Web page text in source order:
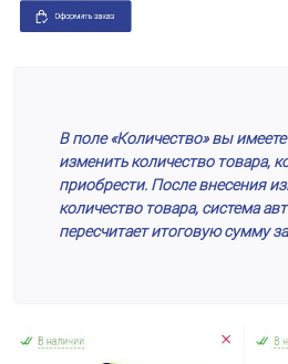
В поле «Количество» вы
изменить количество товара,
приобрести. После внесения
количество товара, система
пересчитает итоговую сумму